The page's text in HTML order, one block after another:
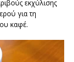
εκχύλισης
για τη
καφέ.